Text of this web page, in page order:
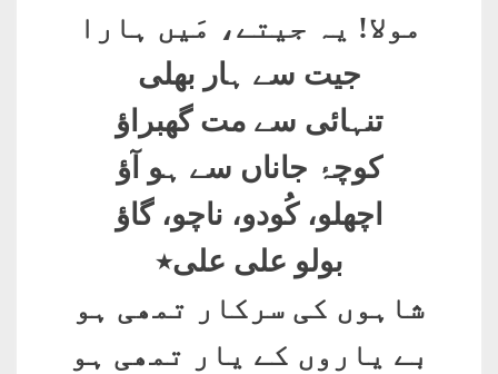
مولا! یہ جیتے، مَیں ہارا
جیت سے ہار بھلی
تنہائی سے مت گھبراؤ
کوچۂ جاناں سے ہو آؤ
اچھلو، کُودو، ناچو، گاؤ
بولو علی علی٭
شاہوں کی سرکار تمھی ہو
بے یاروں کے یار تمھی ہو